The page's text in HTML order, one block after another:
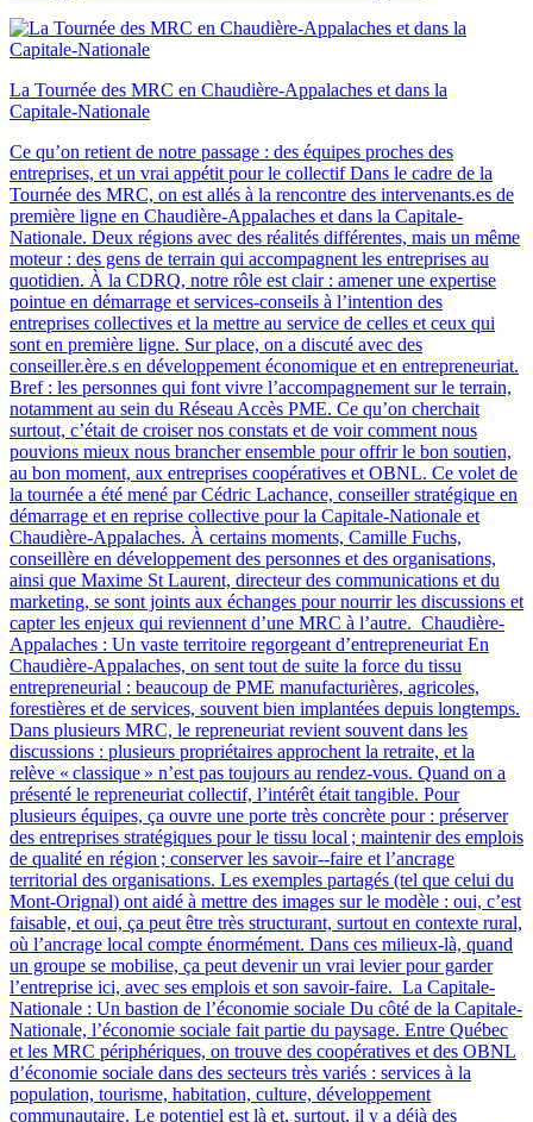
La Tournée des MRC en Chaudière‑Appalaches et dans la
Capitale‑Nationale
Ce qu’on retient de notre passage : des équipes proches des
entreprises, et un vrai appétit pour le collectif Dans le cadre de la
Tournée des MRC, on est allés à la rencontre des intervenants.es de
première ligne en Chaudière-Appalaches et dans la Capitale-
Nationale. Deux régions avec des réalités différentes, mais un même
moteur : des gens de terrain qui accompagnent les entreprises au
quotidien. À la CDRQ, notre rôle est clair : amener une expertise
pointue en démarrage et services-conseils à l’intention des
entreprises collectives et la mettre au service de celles et ceux qui
sont en première ligne. Sur place, on a discuté avec des
conseiller.ère.s en développement économique et en entrepreneuriat.
Bref : les personnes qui font vivre l’accompagnement sur le terrain,
notamment au sein du Réseau Accès PME. Ce qu’on cherchait
surtout, c’était de croiser nos constats et de voir comment nous
pouvions mieux nous brancher ensemble pour offrir le bon soutien,
au bon moment, aux entreprises coopératives et OBNL. Ce volet de
la tournée a été mené par Cédric Lachance, conseiller stratégique en
démarrage et en reprise collective pour la Capitale-Nationale et
Chaudière-Appalaches. À certains moments, Camille Fuchs,
conseillère en développement des personnes et des organisations,
ainsi que Maxime St Laurent, directeur des communications et du
marketing, se sont joints aux échanges pour nourrir les discussions et
capter les enjeux qui reviennent d’une MRC à l’autre. Chaudière-
Appalaches : Un vaste territoire regorgeant d’entrepreneuriat En
Chaudière-Appalaches, on sent tout de suite la force du tissu
entrepreneurial : beaucoup de PME manufacturières, agricoles,
forestières et de services, souvent bien implantées depuis longtemps.
Dans plusieurs MRC, le repreneuriat revient souvent dans les
discussions : plusieurs propriétaires approchent la retraite, et la
relève « classique » n’est pas toujours au rendez-vous. Quand on a
présenté le repreneuriat collectif, l’intérêt était tangible. Pour
plusieurs équipes, ça ouvre une porte très concrète pour : préserver
des entreprises stratégiques pour le tissu local ; maintenir des emplois
de qualité en région ; conserver les savoir‑-faire et l’ancrage
territorial des organisations. Les exemples partagés (tel que celui du
Mont-Orignal) ont aidé à mettre des images sur le modèle : oui, c’est
faisable, et oui, ça peut être très structurant, surtout en contexte rural,
où l’ancrage local compte énormément. Dans ces milieux-là, quand
un groupe se mobilise, ça peut devenir un vrai levier pour garder
l’entreprise ici, avec ses emplois et son savoir-faire. La Capitale-
Nationale : Un bastion de l’économie sociale Du côté de la Capitale-
Nationale, l’économie sociale fait partie du paysage. Entre Québec
et les MRC périphériques, on trouve des coopératives et des OBNL
d’économie sociale dans des secteurs très variés : services à la
population, tourisme, habitation, culture, développement
communautaire. Le potentiel est là et, surtout, il y a déjà des